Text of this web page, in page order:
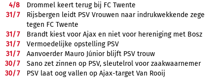
4/8
Drommel keert terug bij FC Twente
31/7
Rijsbergen leidt PSV Vrouwen naar indrukwekkende zege
tegen FC Twente
31/7
Brandt kiest voor Ajax en niet voor hereniging met Bosz
31/7
Vermoedelijke opstelling PSV
31/7
Aanvoerder Mauro Júnior blijft PSV trouw
30/7
Sano zet zinnen op PSV, sleutelrol voor zaakwaarnemer
30/7
PSV laat oog vallen op Ajax-target Van Rooij